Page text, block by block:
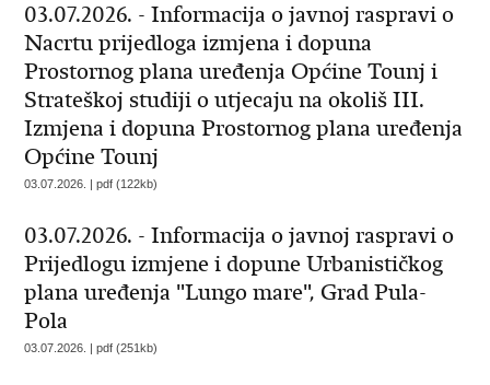
03.07.2026. - Informacija o javnoj raspravi o
Nacrtu prijedloga izmjena i dopuna
Prostornog plana uređenja Općine Tounj i
Strateškoj studiji o utjecaju na okoliš III.
Izmjena i dopuna Prostornog plana uređenja
Općine Tounj
03.07.2026. | pdf (122kb)
03.07.2026. - Informacija o javnoj raspravi o
Prijedlogu izmjene i dopune Urbanističkog
plana uređenja "Lungo mare", Grad Pula-
Pola
03.07.2026. | pdf (251kb)